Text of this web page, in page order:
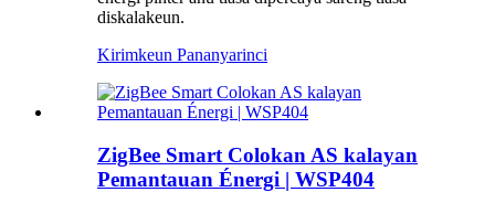
diskalakeun.
Kirimkeun Pananyarinci
ZigBee Smart Colokan AS kalayan
Pemantauan Énergi | WSP404